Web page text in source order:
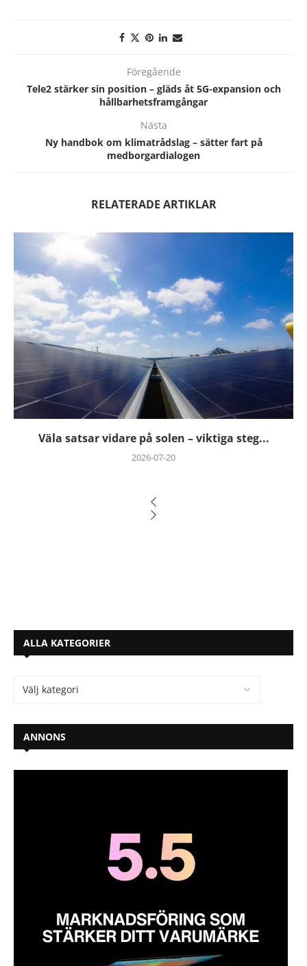
Föregående
Tele2 stärker sin position – gläds åt 5G-expansion och
hållbarhetsframgångar
Nästa
Ny handbok om klimatrådslag – sätter fart på
medborgardialogen
RELATERADE ARTIKLAR
Väla satsar vidare på solen – viktiga steg...
2026-07-20
ALLA KATEGORIER
ANNONS